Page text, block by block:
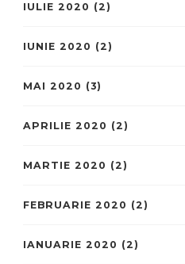
IULIE 2020 (2)
IUNIE 2020 (2)
MAI 2020 (3)
APRILIE 2020 (2)
MARTIE 2020 (2)
FEBRUARIE 2020 (2)
IANUARIE 2020 (2)